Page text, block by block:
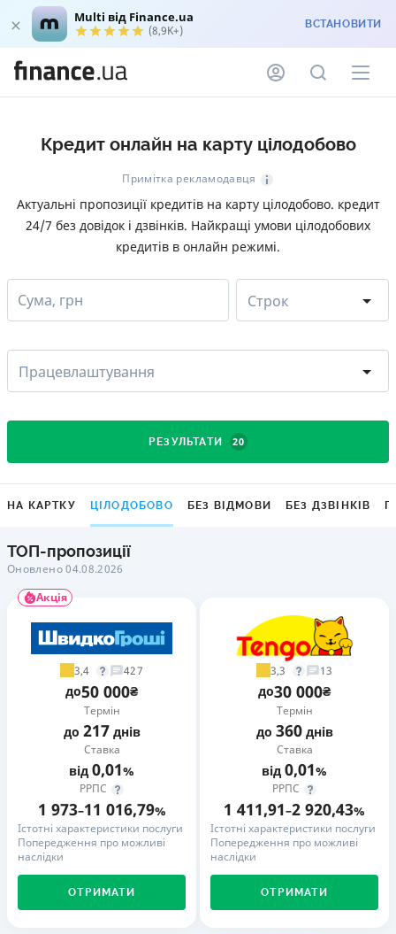
Multi від Finance.ua
(8,9K+) ВСТАНОВИТИ
Кредит онлайн на карту цілодобово
Примітка рекламодавця
Актуальні пропозиції кредитів на карту цілодобово. кредит
24/7 без довідок і дзвінків. Найкращі умови цілодобових
кредитів в онлайн режимі.
Сума, грн Строк
Працевлаштування
РЕЗУЛЬТАТИ 20
НА КАРТКУ ЦІЛОДОБОВО БЕЗ ВІДМОВИ БЕЗ ДЗВІНКІВ
ТОП-пропозиції
Оновлено 04.08.2026
Акція
3,4 427
до50 000₴
Термін
до 217днів
Ставка
від 0,01%
РРПС
1 973–11 016,79%
Істотні характеристики послуги
Попередження про можливі
наслідки
ОТРИМАТИ
3,3 13
до30 000₴
Термін
до 360днів
Ставка
від 0,01%
РРПС
1 411,91–2 920,43%
Істотні характеристики послуги
Попередження про можливі
наслідки
ОТРИМАТИ